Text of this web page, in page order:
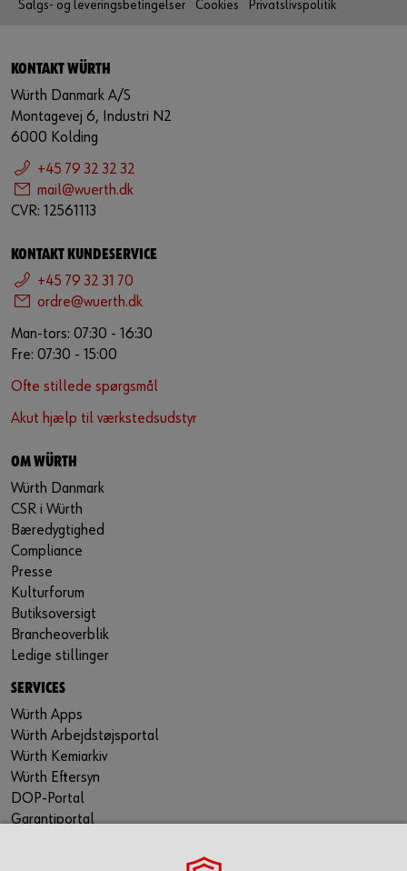
Salgs- og leveringsbetingelser
Cookies Privatslivspolitik
KONTAKT WÜRTH
Würth Danmark A/S
Montagevej 6, Industri N2
6000 Kolding
+45 79 32 32 32
mail@wuerth.dk
CVR: 12561113
KONTAKT KUNDESERVICE
+45 79 32 31 70
ordre@wuerth.dk
Man-tors: 07:30 - 16:30
Fre: 07:30 - 15:00
Ofte stillede spørgsmål
Akut hjælp til værkstedsudstyr
OM WÜRTH
Würth Danmark
CSR i Würth
Bæredygtighed
Compliance
Presse
Kulturforum
Butiksoversigt
Brancheoverblik
Ledige stillinger
SERVICES
Würth Apps
Würth Arbejdstøjsportal
Würth Kemiarkiv
Würth Eftersyn
DOP-Portal
Garantiportal
WÜRTH TECHNICAL SOFTWARE II